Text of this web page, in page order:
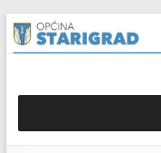
content
Skip
to
content
Općina
Starigrad